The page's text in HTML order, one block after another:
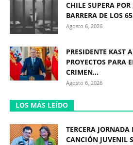
CHILE SUPERA
BARRERA DE LOS
Agosto 6, 2026
PRESIDENTE KAST
PROYECTOS PARA
CRIMEN...
Agosto 6, 2026
LOS MÁS LEÍDO
TERCERA
CANCIÓN JUVENIL